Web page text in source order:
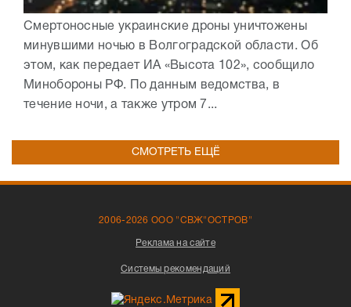
Смертоносные украинские дроны уничтожены
минувшими ночью в Волгоградской области. Об
этом, как передает ИА «Высота 102», сообщило
Минобороны РФ. По данным ведомства, в
течение ночи, а также утром 7...
СМОТРЕТЬ ЕЩЁ
2006-2026 ООО "СВЖ"ОСТРОВ"
Реклама на сайте
Системы рекомендаций